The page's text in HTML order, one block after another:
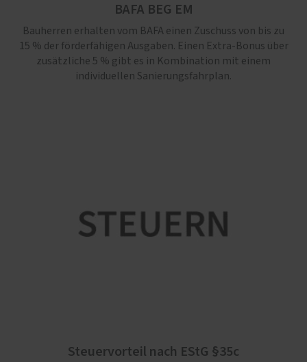
BAFA BEG EM
Bauherren erhalten vom BAFA einen Zuschuss von bis zu
15 % der förderfähigen Ausgaben. Einen Extra-Bonus über
zusätzliche 5 % gibt es in Kombination mit einem
individuellen Sanierungsfahrplan.
Steuervorteil nach EStG §35c